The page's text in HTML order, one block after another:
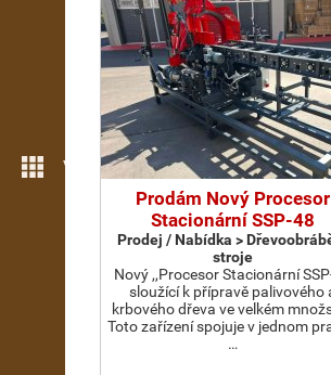
Více možností
Prodám Nový Procesor
Stacionární SSP-48
Prodej / Nabídka >
stroje
Nový ,,Procesor Stacionární
sloužící k přípravě palivového
krbového dřeva ve velkém
Toto zařízení spojuje v jednom
…